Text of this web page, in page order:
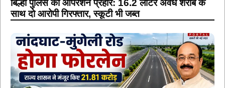
बिल्हा पुलिस का ऑपरेशन प्रहार: 16.2 लीटर अवैध शराब के
साथ दो आरोपी गिरफ्तार, स्कूटी भी जब्त